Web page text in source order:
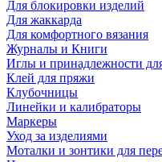
Для блокировки изделий
Для жаккарда
Для комфортного вязания
Журналы и Книги
Иглы и принадлежности
Клей для пряжи
Клубочницы
Линейки и калибраторы
Маркеры
Уход за изделиями
Моталки и зонтики для